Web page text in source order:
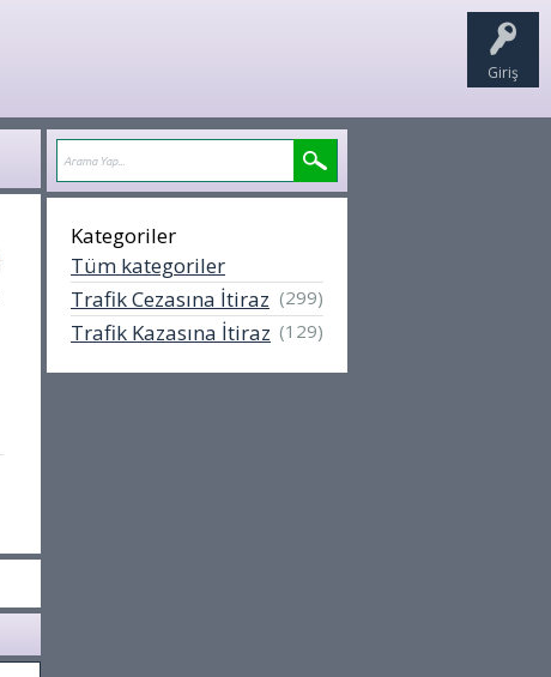
Giriş
Kategoriler
Tüm kategoriler
Trafik Cezasına İtiraz (299)
Trafik Kazasına İtiraz (129)